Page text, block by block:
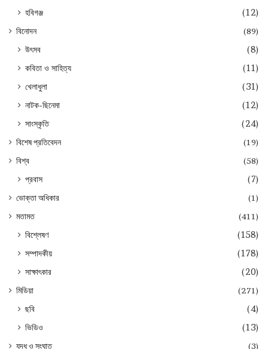
হবিগঞ্জ
(12)
বিনোদন (89)
উৎসব
(8)
কবিতা ও সাহিত্য
(11)
খেলাধুলা
(31)
নাটক-ছিনেমা
(12)
সাংস্কৃতি
(24)
বিশেষ প্রতিবেদন
(19)
বিশ্ব
(58)
প্রবাস (7)
ভোক্তা অধিকার
(1)
মতামত
(411)
বিশ্লেষণ
(158)
সম্পাদকীয়
(178)
সাক্ষাৎকার
(20)
মিডিয়া (271)
ছবি
(4)
ভিডিও
(13)
যুদ্ধ ও সংঘাত
(3)